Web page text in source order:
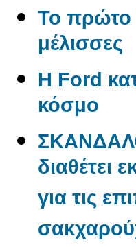
Το πρώτο
μέλισσες
Η Ford
κόσμο
διαθέτει
για τις